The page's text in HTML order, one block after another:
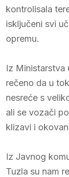
kontrolisala
isključeni svi
opremu.
Iz Ministarstva
rečeno da u
nesreće s
ali se vozači
klizavi i
Iz Javnog
Tuzla su nam